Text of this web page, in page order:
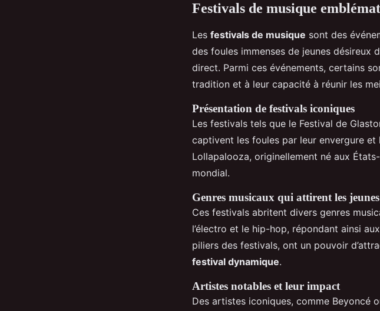
Les festivals de musique
Festivals de musique
Les festivals de musique sont des
des foules immenses de jeunes désireux
direct. Parmi ces événements, certains
tradition et à leur capacité à réunir les
Présentation de festivals iconiques
Les festivals tels que le Festival de
captivent les foules par leur envergure
Lollapalooza, originellement né aux
mondial.
Genres musicaux qui attirent les jeunes
Ces festivals abritent divers genres
l’électro et le hip-hop, répondant ainsi
piliers des festivals, ont un pouvoir
festival dynamique.
Artistes notables et leur impact
Des artistes iconiques, comme Beyoncé